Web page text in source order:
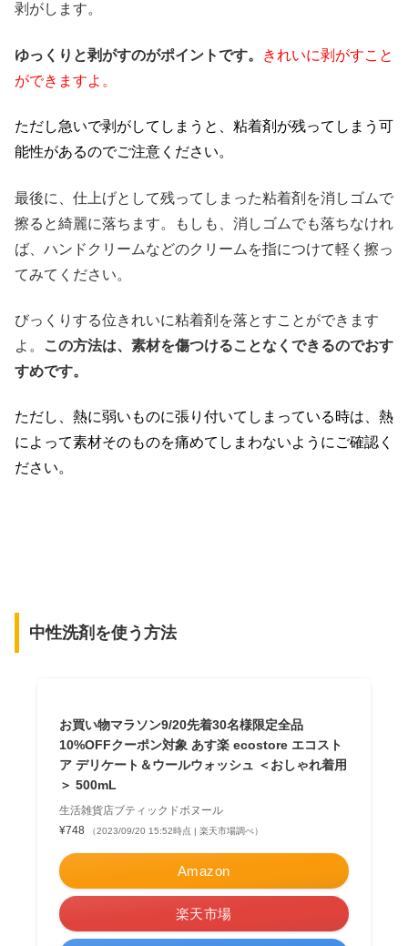
剥がします。
ゆっくりと剥がすのがポイントです。
きれいに剥がすこと
ができますよ。
ただし急いで剥がしてしまうと、粘着剤が残ってしまう可
能性があるのでご注意ください。
最後に、仕上げとして残ってしまった粘着剤を消しゴムで
擦ると綺麗に落ちます。もしも、消しゴムでも落ちなけれ
ば、ハンドクリームなどのクリームを指につけて軽く擦っ
てみてください。
びっくりする位きれいに粘着剤を落とすことができます
よ。
この方法は、素材を傷つけることな くできるのでおす
すめです。
ただし、熱に弱いものに張り付いてしまっている時は、熱
によって素材そのものを痛めてしまわないようにご確認く
ださい。
中性洗剤を使う方法
お買い物マラソン9/20先着30名様限定全品
10%OFFクーポン対象 あす楽 ecostore エコスト
ア デリケート＆ウールウォッシュ ＜おしゃれ着用
＞ 500mL
生活雑貨店ブティックドボヌール
¥748
（2023/09/20 15:52時点 | 楽天市場調べ）
Amazon
楽天市場